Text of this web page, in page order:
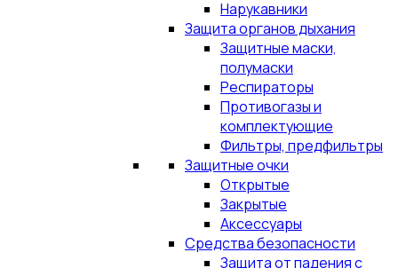
Нарукавники
Защита органов дыхания
Защитные маски,
полумаски
Респираторы
Противогазы и
комплектующие
Фильтры, предфильтры
Защитные очки
Открытые
Закрытые
Аксессуары
Средства безопасности
Защита от падения с